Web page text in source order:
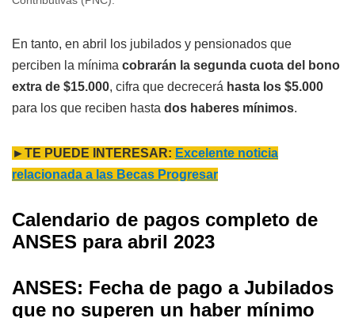
En tanto, en abril los jubilados y pensionados que
perciben la mínima cobrarán la segunda cuota del bono
extra de $15.000, cifra que decrecerá hasta los $5.000
para los que reciben hasta dos haberes mínimos.
►TE PUEDE INTERESAR: Excelente noticia
relacionada a las Becas Progresar
Calendario de pagos completo de
ANSES para abril 2023
ANSES: Fecha de pago a Jubilados
que no superen un haber mínimo